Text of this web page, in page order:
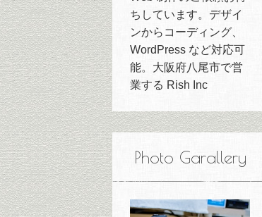
ちしています。デザイ
ンからコーディング、
WordPress など対応可
能。大阪府八尾市で営
業する Rish Inc
Photo Garallery